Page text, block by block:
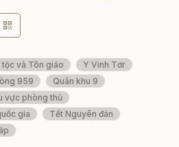
tộc và Tôn giáo
Y Vinh Tơr
959
Quân khu 9
vực phòng thủ
gia
Tết Nguyên đán